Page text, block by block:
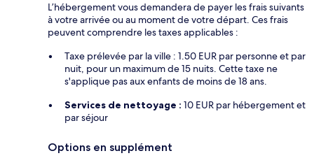
L’hébergement vous demandera de payer les frais suivants
à votre arrivée ou au moment de votre départ. Ces frais
peuvent comprendre les taxes applicables :
Taxe prélevée par la ville : 1.50 EUR par personne et par
nuit, pour un maximum de 15 nuits. Cette taxe ne
s'applique pas aux enfants de moins de 18 ans.
Services de nettoyage : 10 EUR par hébergement et
par séjour
Options en supplément